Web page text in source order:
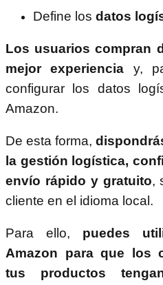
Define los datos
Los usuarios compran
mejor experiencia y,
configurar los datos
Amazon.
De esta forma,
la gestión logística,
envío rápido y gratuito,
cliente en el idioma local.
Para ello, puedes
Amazon para que los
tus productos